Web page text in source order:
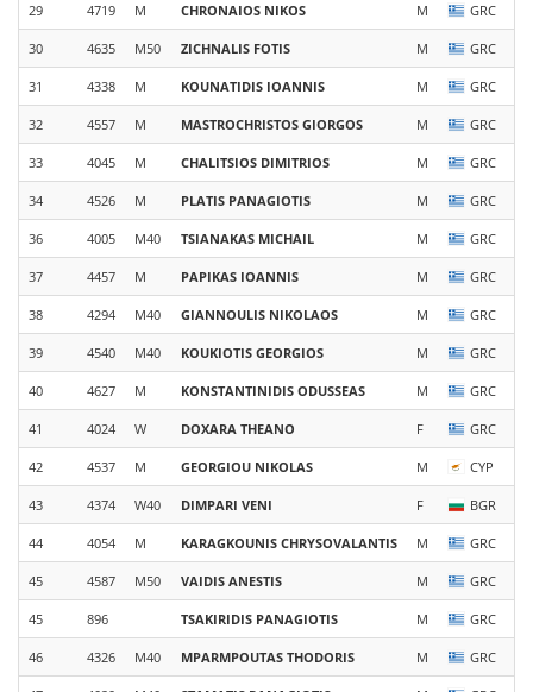
29 4719 M CHRONAIOS NIKOS M GRC
30 4635 M50 ZICHNALIS FOTIS M GRC
31 4338 M KOUNATIDIS IOANNIS M GRC
32 4557 M MASTROCHRISTOS GIORGOS M GRC
33 4045 M CHALITSIOS DIMITRIOS M GRC
34 4526 M PLATIS PANAGIOTIS M GRC
36 4005 M40 TSIANAKAS MICHAIL M GRC
37 4457 M PAPIKAS IOANNIS M GRC
38 4294 M40 GIANNOULIS NIKOLAOS M GRC
39 4540 M40 KOUKIOTIS GEORGIOS M GRC
40 4627 M KONSTANTINIDIS ODUSSEAS M GRC
41 4024 W DOXARA THEANO F GRC
42 4537 M GEORGIOU NIKOLAS M CYP
43 4374 W40 DIMPARI VENI F BGR
44 4054 M KARAGKOUNIS CHRYSOVALANTIS M GRC
45 4587 M50 VAIDIS ANESTIS M GRC
45 896 TSAKIRIDIS PANAGIOTIS M GRC
46 4326 M40 MPARMPOUTAS THODORIS M GRC